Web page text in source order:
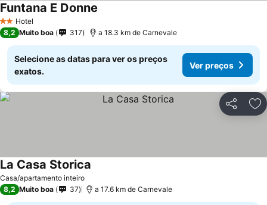
2 Estrelas
Hotel
Funtana E Donne
8,2 Muito boa 317 a 18.3 km de Carnevale
Selecione as datas para ver os preços
exatos.
Ver preços
Partilhar
Casa/apartamento inteiro
La Casa Storica
8,2 Muito boa 37 a 17.6 km de Carnevale